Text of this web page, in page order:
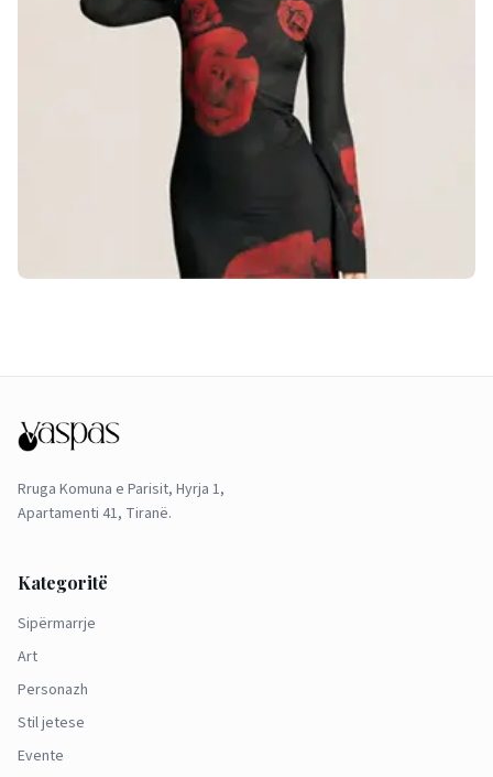
Rruga Komuna e Parisit, Hyrja 1,
Apartamenti 41, Tiranë.
Kategoritë
Sipërmarrje
Art
Personazh
Stil jetese
Evente